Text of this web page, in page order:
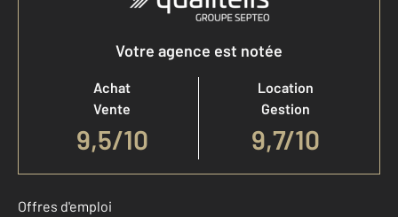
Votre agence est notée
Achat
Vente
9,5/10
Location
Gestion
9,7/10
Offres d'emploi